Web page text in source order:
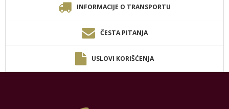
INFORMACIJE O TRANSPORTU
ČESTA PITANJA
USLOVI KORIŠĆENJA